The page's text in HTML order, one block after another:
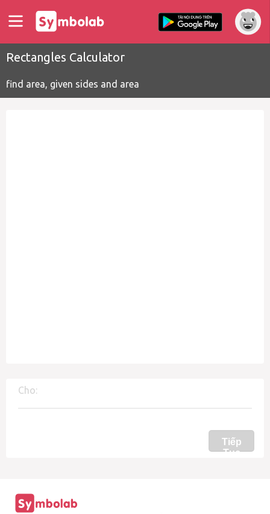
Rectangles Calculator
find area, given sides and area
Cho:
Tiếp
Tục